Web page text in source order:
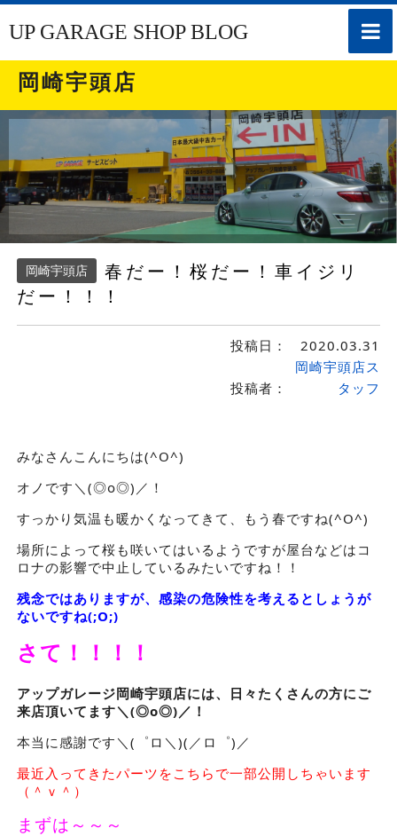
toggle
UP GARAGE SHOP BLOG
岡崎宇頭店
岡崎宇頭店
春だー！桜だー！車イジリ
だー！！！
投稿日： 2020.03.31
投稿者：
岡崎宇頭店ス
タッフ
みなさんこんにちは(^O^)
オノです＼(◎o◎)／！
すっかり気温も暖かくなってきて、もう春ですね(^O^)
場所によって桜も咲いてはいるようですが屋台などはコ
ロナの影響で中止しているみたいですね！！
残念ではありますが、感染の危険性を考えるとしょうが
ないですね(;O;)
さて！！！！
アップガレージ岡崎宇頭店には、日々たくさんの方にご
来店頂いてます＼(◎o◎)／！
本当に感謝です＼(゜ロ＼)(／ロ゜)／
最近入ってきたパーツをこちらで一部公開しちゃいます
（＾ｖ＾）
まずは～～～